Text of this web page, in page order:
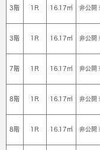
3階 1Ｒ 16.17㎡ 非公開
3階 1Ｒ 16.17㎡ 非公開
7階 1Ｒ 16.17㎡ 非公開
8階 1Ｒ 16.17㎡ 非公開
8階 1Ｒ 16.17㎡ 非公開